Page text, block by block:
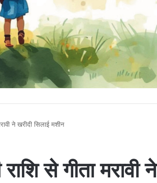
ने खरीदी सिलाई मशीन
से गीता मरावी ने